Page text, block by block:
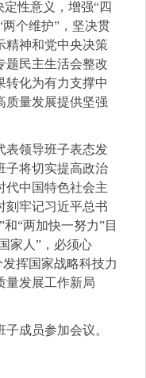
定性意义，增强“四
个维护”，坚决贯
精神和党中央决策
题民主生活会整改
转化为有力支撑中
质量发展提供坚强
表领导班子表态发
子将切实提高政治
代中国特色社会主
刻牢记习近平总书
“两加快一努力”目
家人”，必须心
发挥国家战略科技力
量发展工作新局
成员参加会议。